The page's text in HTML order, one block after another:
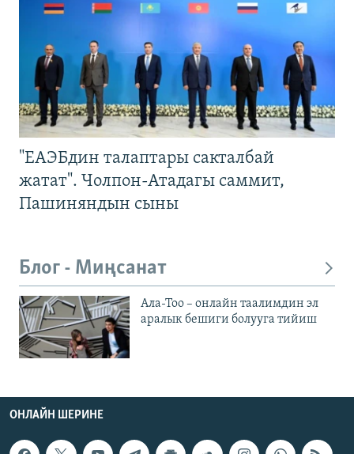
"ЕАЭБдин талаптары сакталбай
жатат". Чолпон-Атадагы саммит,
Пашиняндын сыны
Блог - Миңсанат
Ала-Тоо – онлайн таалимдин эл
аралык бешиги болууга тийиш
ОНЛАЙН ШЕРИНЕ